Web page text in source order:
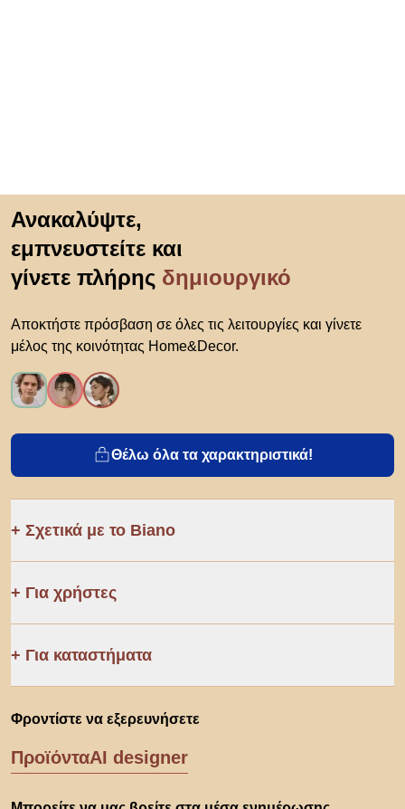
Ανακαλύψτε,
εμπνευστείτε και
γίνετε πλήρης δημιουργικό
Αποκτήστε πρόσβαση σε όλες τις λειτουργίες και γίνετε
μέλος της κοινότητας Home&Decor.
Θέλω όλα τα χαρακτηριστικά!
Σχετικά με το Biano
Για χρήστες
Για καταστήματα
Φροντίστε να εξερευνήσετε
ΠροϊόνταAI designer